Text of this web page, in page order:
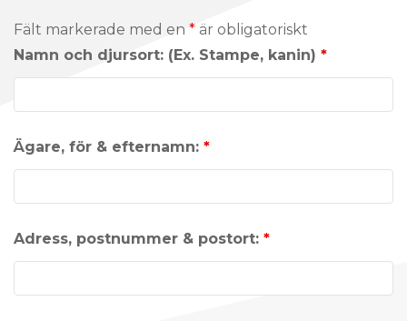
Fält markerade med en * är obligatoriskt
Namn och djursort: (Ex. Stampe, kanin) *
Ägare, för & efternamn: *
Adress, postnummer & postort: *